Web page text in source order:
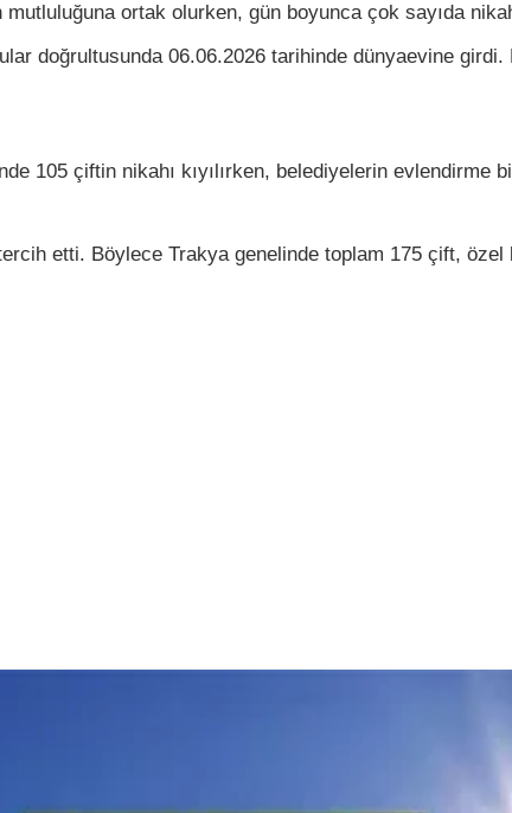
ortak olurken, gün boyunca çok sayıda
doğrultusunda 06.06.2026 tarihinde dünyaevine
105 çiftin nikahı kıyılırken, belediyelerin
etti. Böylece Trakya genelinde toplam 175 çift, özel